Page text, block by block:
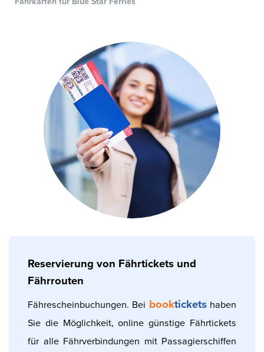
Reservierung von Fährtickets und
Fährrouten
Fährescheinbuchungen. Bei bookticketshaben
Sie die Möglichkeit, online günstige Fährtickets
für alle Fährverbindungen mit Passagierschiffen